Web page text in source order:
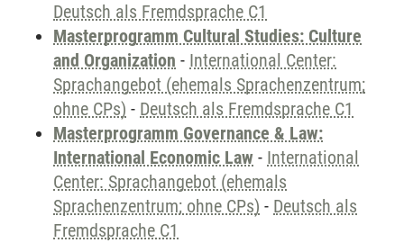
Deutsch als Fremdsprache C1
Masterprogramm Cultural Studies: Culture
and Organization - International Center:
Sprachangebot (ehemals Sprachenzentrum;
ohne CPs) - Deutsch als Fremdsprache C1
Masterprogramm Governance & Law:
International Economic Law - International
Center: Sprachangebot (ehemals
Sprachenzentrum; ohne CPs) - Deutsch als
Fremdsprache C1